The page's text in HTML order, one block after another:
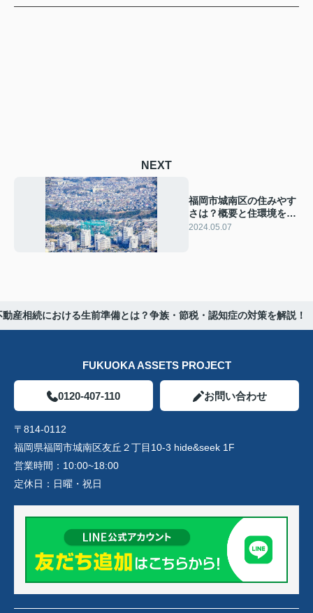
NEXT
福岡市城南区の住みやす
さは？概要と住環境を解
説
2024.05.07
動産相続における生前準備とは？争族・節税・認知症の対策を解説！
FUKUOKA ASSETS PROJECT
0120-407-110 お問い合わせ
〒814-0112
福岡県福岡市城南区友丘２丁目10-3 hide&seek 1F
営業時間： 10:00~18:00
定休日： 日曜・祝日